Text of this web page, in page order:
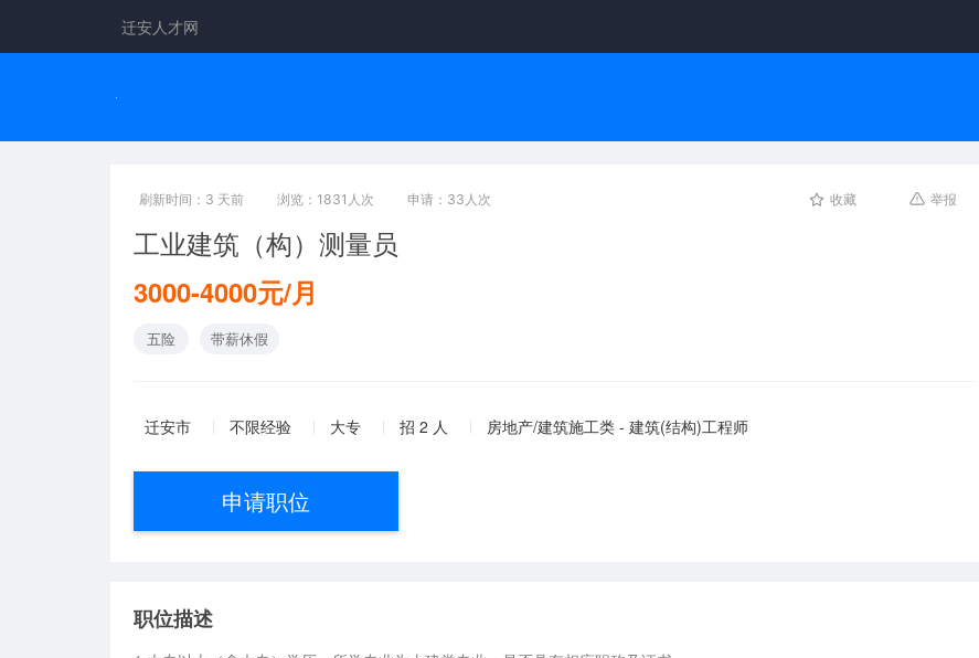
迁安人才网
刷新时间：3 天前 浏览：1831人次 申请：33人次 收藏 举报
工业建筑（构）测量员
3000-4000元/月
五险 带薪休假
迁安市 不限经验 大专 招 2 人 房地产/建筑施工类 - 建筑(结构)工程师
申请职位
职位描述